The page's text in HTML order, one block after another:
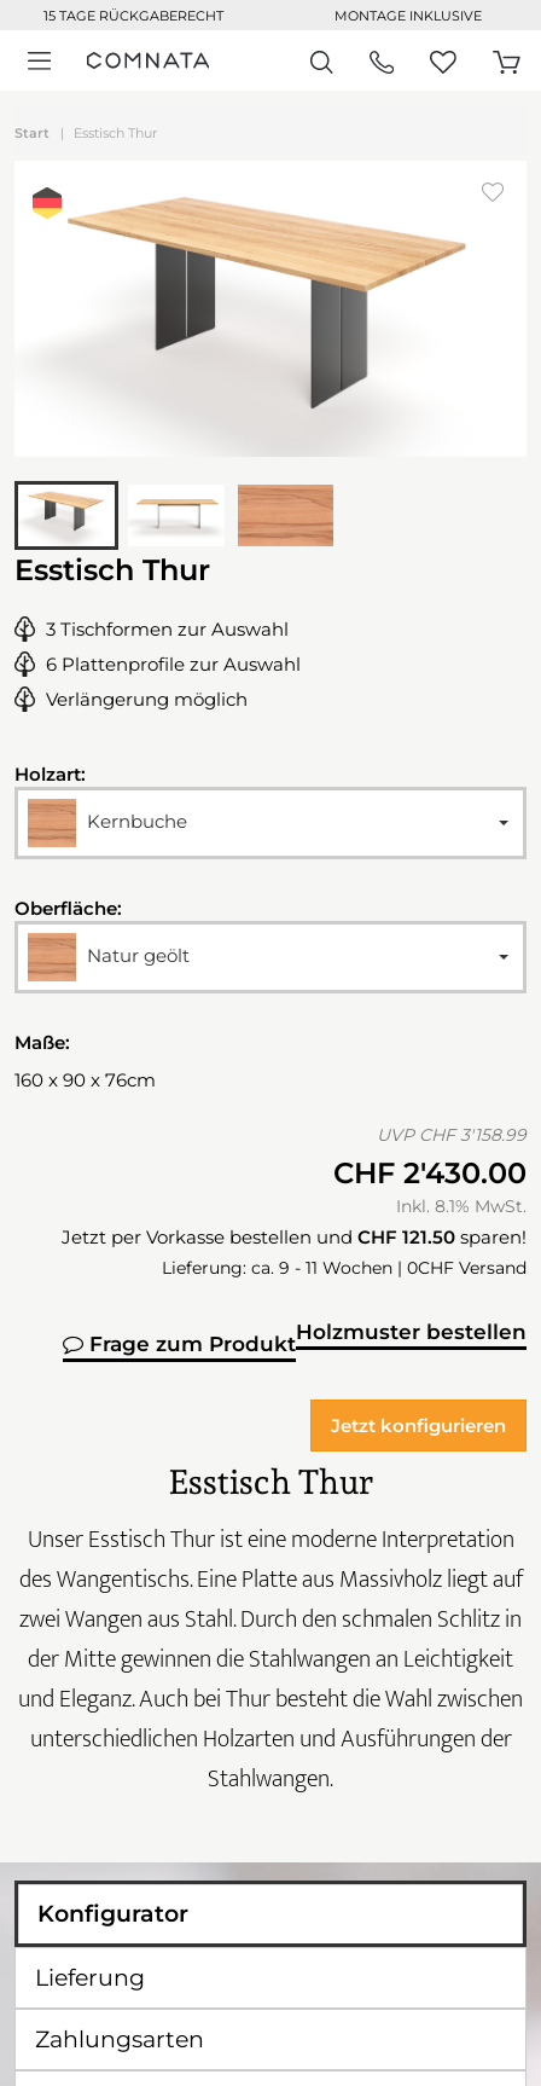
15 TAGE RÜCKGABERECHT MONTAGE INKLUSIVE
Start Esstisch Thur
Esstisch Thur
3 Tischformen zur Auswahl
6 Plattenprofile zur Auswahl
Verlängerung möglich
Holzart:
Kernbuche
Oberfläche:
Natur geölt
Maße:
160 x 90 x 76cm
UVP CHF 3'158.99
CHF 2'430.00
Inkl. 8.1% MwSt.
Jetzt per Vorkasse bestellen und CHF 121.50 sparen!
Lieferung: ca. 9 - 11 Wochen | 0CHF Versand
Holzmuster bestellen
Frage zum Produkt
Jetzt konfigurieren
Esstisch Thur
Unser Esstisch Thur ist eine moderne Interpretation
des Wangentischs. Eine Platte aus Massivholz liegt auf
zwei Wangen aus Stahl. Durch den schmalen Schlitz in
der Mitte gewinnen die Stahlwangen an Leichtigkeit
und Eleganz. Auch bei Thur besteht die Wahl zwischen
unterschiedlichen Holzarten und Ausführungen der
Stahlwangen.
Konfigurator
Lieferung
Zahlungsarten